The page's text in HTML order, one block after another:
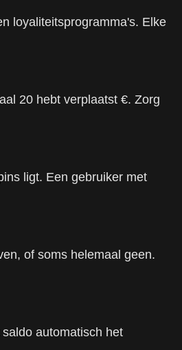
loyaliteitsprogramma's. Elke
20 hebt verplaatst €. Zorg
ligt. Een gebruiker met
of soms helemaal geen.
automatisch het